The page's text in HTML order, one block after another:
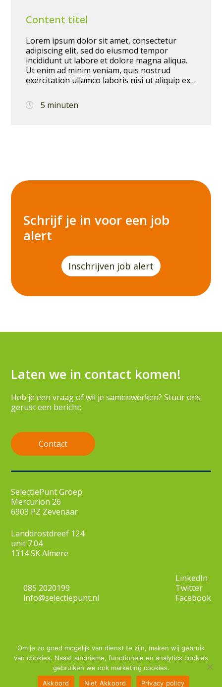
Filters
Content titel
Lorem ipsum dolor sit amet, consectetur
adipiscing elit, sed do eiusmod tempor
incididunt ut labore et dolore magna aliqua.
Ut enim ad minim veniam, quis nostrud
exercitation ullamco laboris nisi ut aliquip ex
in reprehenderit in voluptate velit esse cillum
dolore eu fugiat nulla pariatur. Excepteur sint
5 minuten
Schrijf je in voor een job
alert
Inschrijven job alert
Laten we in contact komen!
Heb je een vraag of wil je samenwerken? Stuur ons
gerust een bericht:
Contact
SelectiePunt Groep
Mercurion 26
6903 PZ Zevenaar
Landdrostdreef 124
unit 7.04
1314 SK Almere
085 2020199
info@selectiepunt.nl
LinkedIn
Twitter
Facebook
© Copyright2026
Algemene voorwaarden
Privacy statement
Om je zo goed mogelijk van dienst te zijn, maken wij gebruik
van cookies. Naast anonieme, functionele en analytics cookies
gebruiken we ook marketing cookies.
Akkoord
Niet Akkoord Privacy policy